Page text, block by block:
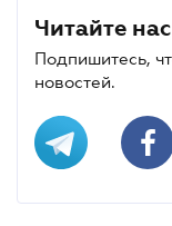
Читайте
Подпишитесь,
новостей.